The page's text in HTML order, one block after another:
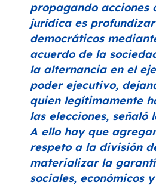
propagando acciones
jurídica es
democráticos
acuerdo de la
la alternancia en el
poder ejecutivo,
quien legítimamente
las elecciones, señaló
A ello hay que
respeto a la división
materializar la
sociales, económicos